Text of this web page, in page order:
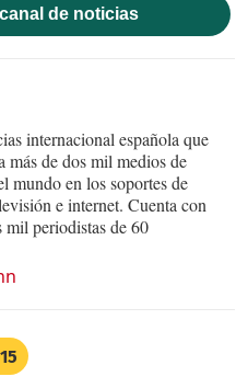
de noticias
internacional española que
de dos mil medios de
mundo en los soportes de
e internet. Cuenta con
mil periodistas de 60